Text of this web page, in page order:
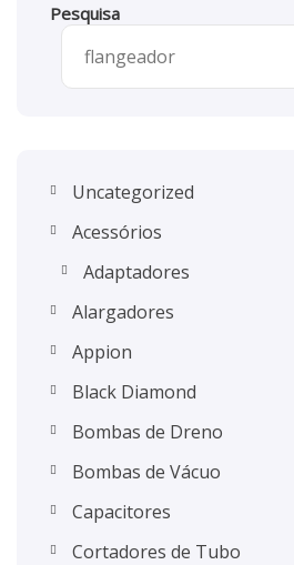
Pesquisa
Uncategorized
Acessórios
Adaptadores
Alargadores
Appion
Black Diamond
Bombas de Dreno
Bombas de Vácuo
Capacitores
Cortadores de Tubo